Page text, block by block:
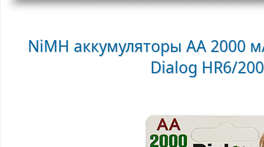
NiMH аккумуляторы AA 2000
Dialog HR6/